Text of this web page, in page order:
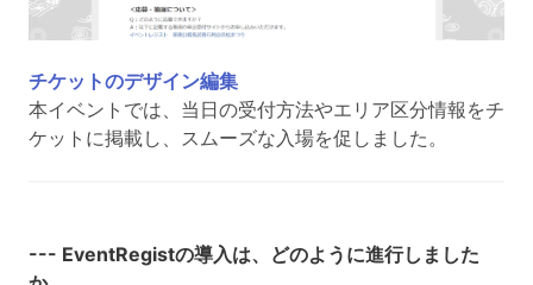
チケットのデザイン編集
本イベントでは、当日の受付方法やエリア区分情報をチ
ケットに掲載し、スムーズな入場を促しました。
--- EventRegistの導入は、どのように進行しました